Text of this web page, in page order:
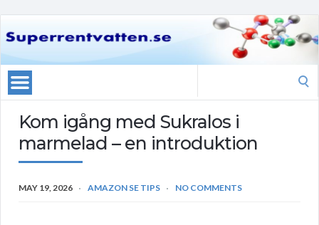
Kom igång med Sukralos i
marmelad – en introduktion
MAY 19, 2026 AMAZON SE TIPS NO COMMENTS